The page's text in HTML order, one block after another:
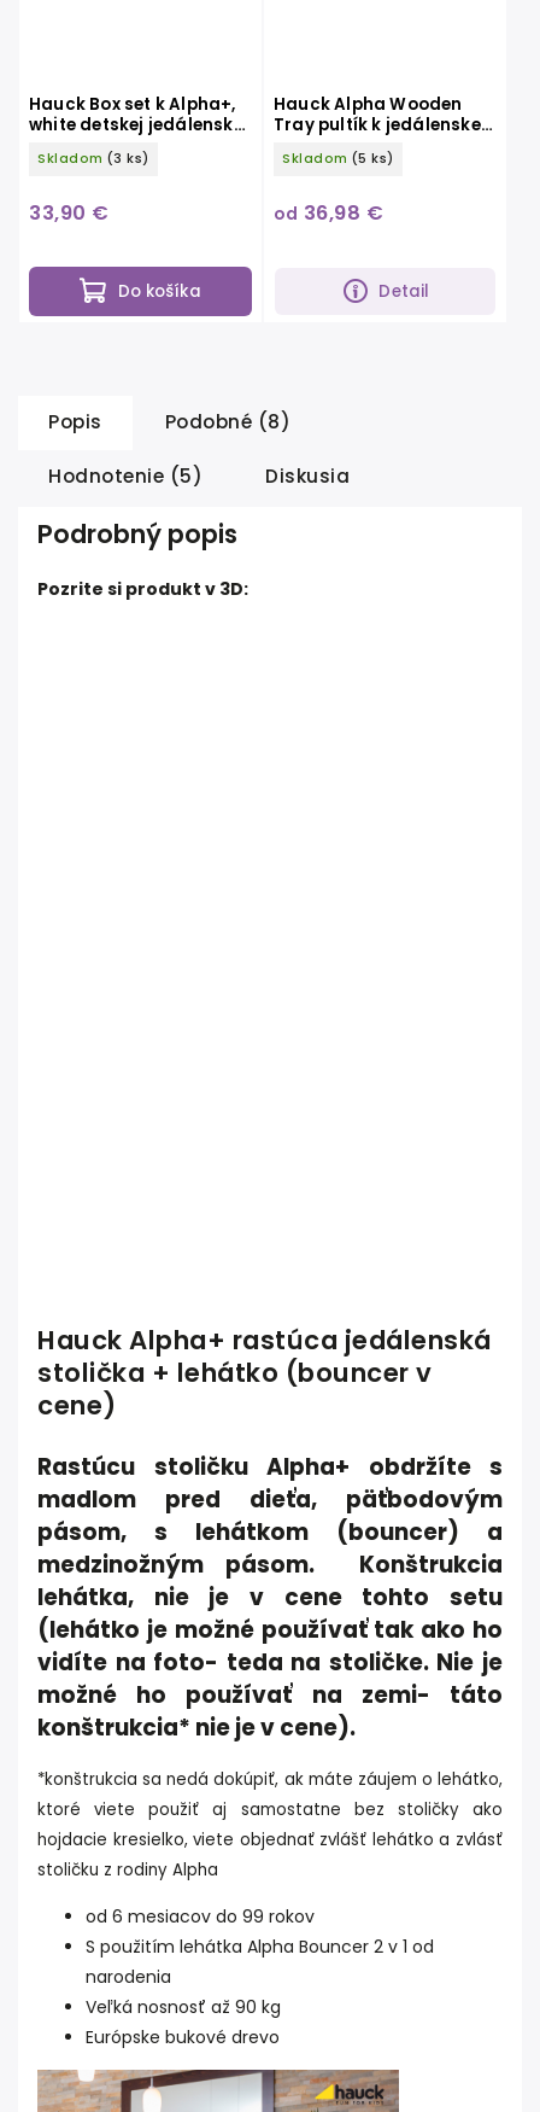
Hauck Box set k Alpha+,
white detskej jedálenskej
Skladom (3 ks)
33,90 €
Do košíka
Hauck Alpha Wooden
Tray pultík k jedálenskej
Skladom (5 ks)
od 36,98 €
Detail
Popis Podobné (8)
Hodnotenie (5) Diskusia
Podrobný popis
Pozrite si produkt v 3D:
Hauck Alpha+ rastúca jedálenská
stolička + lehátko (bouncer v
cene)
Rastúcu stoličku Alpha+ obdržíte s
madlom pred dieťa, päťbodovým
pásom, s lehátkom (bouncer) a
medzinožným pásom. Konštrukcia
lehátka, nie je v cene tohto setu
(lehátko je možné používať tak ako ho
vidíte na foto- teda na stoličke. Nie je
možné ho používať na zemi- táto
konštrukcia* nie je v cene).
*konštrukcia sa nedá dokúpiť, ak máte záujem o lehátko,
ktoré viete použiť aj samostatne bez stoličky ako
hojdacie kresielko, viete objednať zvlášť lehátko a zvlásť
stoličku z rodiny Alpha
od 6 mesiacov do 99 rokov
S použitím lehátka Alpha Bouncer 2 v 1 od
narodenia
Veľká nosnosť až 90 kg
Európske bukové drevo